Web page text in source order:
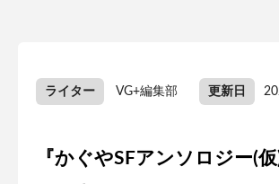
ライター VG+編集部 更新日
『かぐやSFアンソロジー(